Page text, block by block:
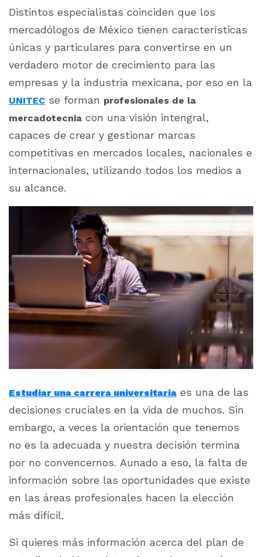
Distintos especialistas coinciden que los
mercadólogos de México tienen características
únicas y particulares para convertirse en un
verdadero motor de crecimiento para las
empresas y la industria mexicana, por eso en la
UNITEC se forman profesionales de la
mercadotecnia con una visión intengral,
capaces de crear y gestionar marcas
competitivas en mercados locales, nacionales e
internacionales, utilizando todos los medios a
su alcance.
Estudiar una carrera universitaria es una de las
decisiones cruciales en la vida de muchos. Sin
embargo, a veces la orientación que tenemos
no es la adecuada y nuestra decisión termina
por no convencernos. Aunado a eso, la falta de
información sobre las oportunidades que existe
en las áreas profesionales hacen la elección
más difícil.
Si quieres más información acerca del plan de